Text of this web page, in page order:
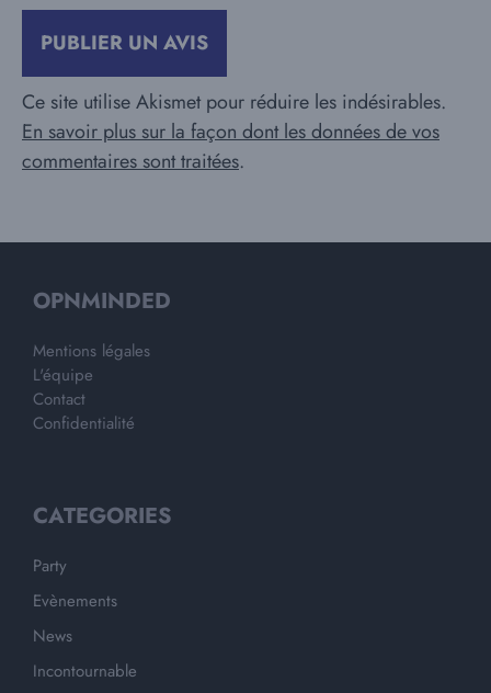
Ce site utilise Akismet pour réduire les indésirables.
En savoir plus sur la façon dont les données de vos
commentaires sont traitées.
OPNMINDED
Mentions légales
L'équipe
Contact
Confidentialité
CATEGORIES
Party
Evènements
News
Incontournable